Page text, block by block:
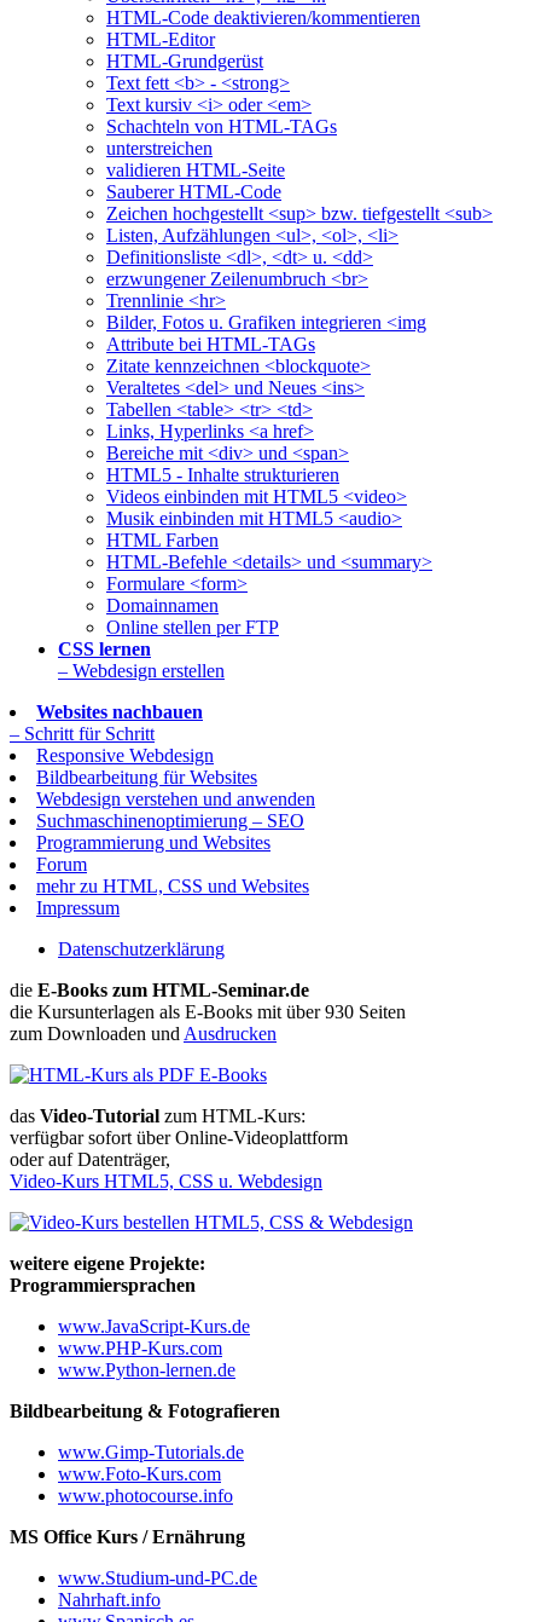
HTML-Code deaktivieren/kommentieren
HTML-Editor
HTML-Grundgerüst
Text fett <b> - <strong>
Text kursiv <i> oder <em>
Schachteln von HTML-TAGs
unterstreichen
validieren HTML-Seite
Sauberer HTML-Code
Zeichen hochgestellt <sup> bzw. tiefgestellt <sub>
Listen, Aufzählungen <ul>, <ol>, <li>
Definitionsliste <dl>, <dt> u. <dd>
erzwungener Zeilenumbruch <br>
Trennlinie <hr>
Bilder, Fotos u. Grafiken integrieren <img
Attribute bei HTML-TAGs
Zitate kennzeichnen <blockquote>
Veraltetes <del> und Neues <ins>
Tabellen <table> <tr> <td>
Links, Hyperlinks <a href>
Bereiche mit <div> und <span>
HTML5 - Inhalte strukturieren
Videos einbinden mit HTML5 <video>
Musik einbinden mit HTML5 <audio>
HTML Farben
HTML-Befehle <details> und <summary>
Formulare <form>
Domainnamen
Online stellen per FTP
CSS lernen
– Webdesign erstellen
Websites nachbauen
– Schritt für Schritt
Responsive Webdesign
Bildbearbeitung für Websites
Webdesign verstehen und anwenden
Suchmaschinenoptimierung – SEO
Programmierung und Websites
Forum
mehr zu HTML, CSS und Websites
Impressum
Datenschutzerklärung
die E-Books zum HTML-Seminar.de
die Kursunterlagen als E-Books mit über 930 Seiten
zum Downloaden und Ausdrucken
das Video-Tutorial zum HTML-Kurs:
verfügbar sofort über Online-Videoplattform
oder auf Datenträger,
Video-Kurs HTML5, CSS u. Webdesign
weitere eigene Projekte:
Programmiersprachen
www.JavaScript-Kurs.de
www.PHP-Kurs.com
www.Python-lernen.de
Bildbearbeitung & Fotografieren
www.Gimp-Tutorials.de
www.Foto-Kurs.com
www.photocourse.info
MS Office Kurs / Ernährung
www.Studium-und-PC.de
Nahrhaft.info